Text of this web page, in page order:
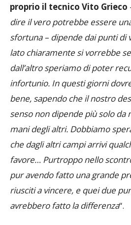
proprio il tecnico Vito Grieco
dire il vero potrebbe essere
sfortuna – dipende dai punti di
lato chiaramente si vorrebbe
dall’altro speriamo di poter
infortunio. In questi giorni
bene, sapendo che il nostro
senso non dipende più solo da
mani degli altri. Dobbiamo
che dagli altri campi arrivi
favore… Purtroppo nello
pur avendo fatto una grande
riusciti a vincere, e quei due
avrebbero fatto la differenza“.